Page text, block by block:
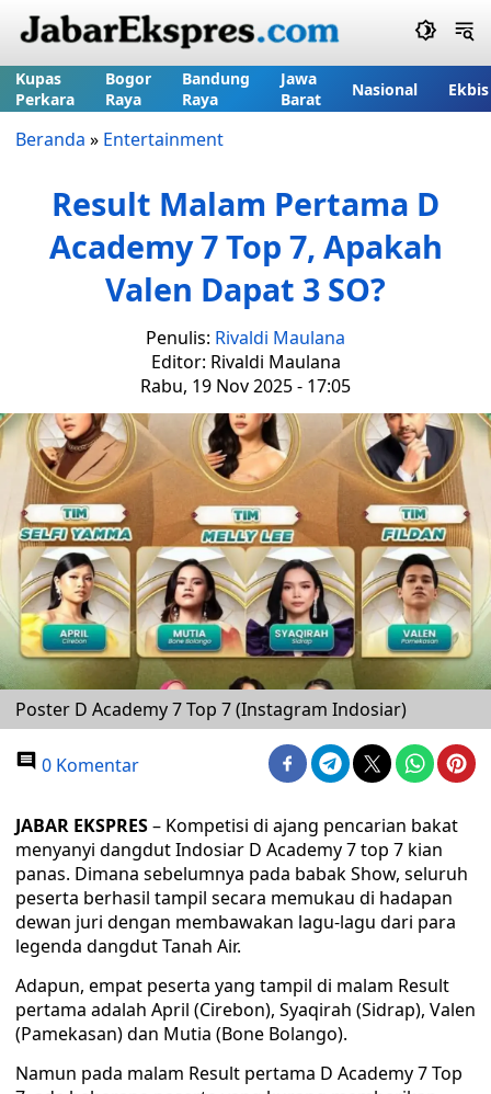
Kupas
Perkara
Bogor
Raya
Bandung
Raya
Jawa
Barat
Nasional Ekbis
Beranda » Entertainment
Result Malam Pertama D
Academy 7 Top 7, Apakah
Valen Dapat 3 SO?
Penulis: Rivaldi Maulana
Editor: Rivaldi Maulana
Rabu, 19 Nov 2025 - 17:05
Poster D Academy 7 Top 7 (Instagram Indosiar)
0 Komentar
JABAR EKSPRES– Kompetisi di ajang pencarian bakat
menyanyi dangdut Indosiar D Academy 7 top 7 kian
panas. Dimana sebelumnya pada babak Show, seluruh
peserta berhasil tampil secara memukau di hadapan
dewan juri dengan membawakan lagu-lagu dari para
legenda dangdut Tanah Air.
Adapun, empat peserta yang tampil di malam Result
pertama adalah April (Cirebon), Syaqirah (Sidrap), Valen
(Pamekasan) dan Mutia (Bone Bolango).
Namun pada malam Result pertama D Academy 7 Top